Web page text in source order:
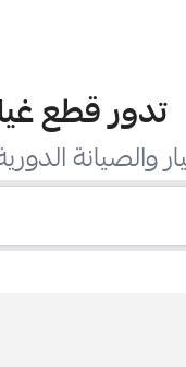
تدور قطع
والصيانة